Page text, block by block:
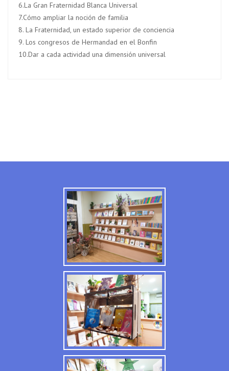
6.La Gran Fraternidad Blanca Universal
7.Cómo ampliar la noción de familia
8. La Fraternidad, un estado superior de conciencia
9. Los congresos de Hermandad en el Bonfin
10.Dar a cada actividad una dimensión universal